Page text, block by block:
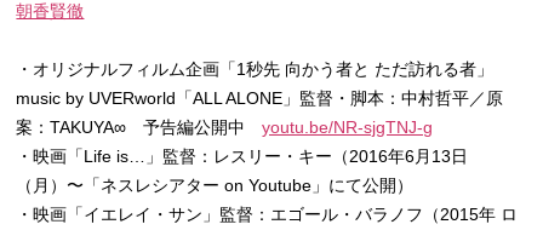
朝香賢徹
・オリジナルフィルム企画「1秒先 向かう者と ただ訪れる者」
music by UVERworld「ALL ALONE」監督・脚本：中村哲平／原
案：TAKUYA∞ 予告編公開中youtu.be/NR-sjgTNJ-g
・映画「Life is…」監督：レスリー・キー（2016年6月13日
（月）〜「ネスレシアター on Youtube」にて公開）
・映画「イエレイ・サン」監督：エゴール・バラノフ（2015年 ロ